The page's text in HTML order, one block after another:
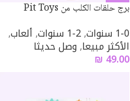
برج حلقات الكلب من Pit Toys
1-0 سنوات ,2-1 سنوات ,ألعاب,
الأكثر مبيعا,وصل حديثا
₪ 49.00